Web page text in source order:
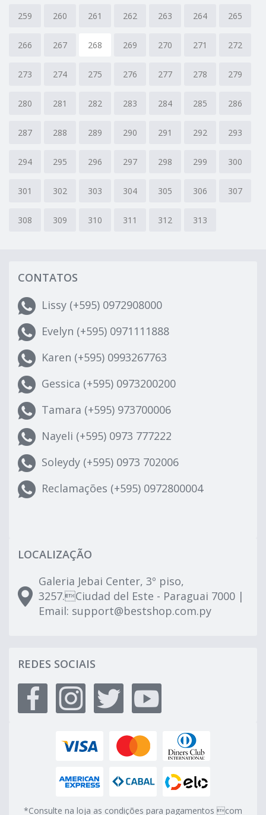
259 260 261 262 263 264 265
266 267 268 269 270 271 272
273 274 275 276 277 278 279
280 281 282 283 284 285 286
287 288 289 290 291 292 293
294 295 296 297 298 299 300
301 302 303 304 305 306 307
308 309 310 311 312 313
CONTATOS
Lissy (+595) 0972908000
Evelyn (+595) 0971111888
Karen (+595) 0993267763
Gessica (+595) 0973200200
Tamara (+595) 973700006
Nayeli (+595) 0973 777222
Soleydy (+595) 0973 702006
Reclamações (+595) 0972800004
LOCALIZAÇÃO
Galeria Jebai Center, 3º piso,
3257.Ciudad del Este - Paraguai 7000 |
Email: support@bestshop.com.py
REDES SOCIAIS
*Consulte na loja as condições para pagamentos com